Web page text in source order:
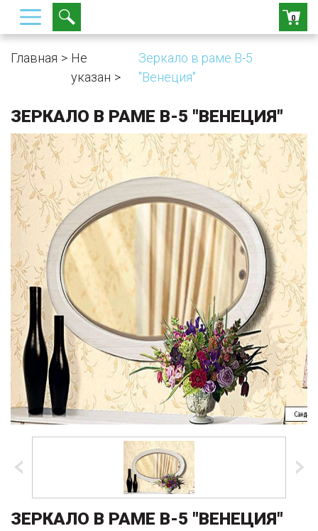
0
Главная
Не
указан
Зеркало в раме В-5
"Венеция"
ЗЕРКАЛО В РАМЕ В-5 "ВЕНЕЦИЯ"
ЗЕРКАЛО В РАМЕ В-5 "ВЕНЕЦИЯ"